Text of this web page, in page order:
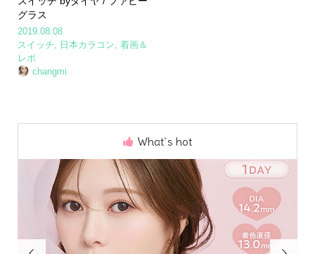
グラス
2019.08.08
スイッチ, 日本カラコン, 着画＆
レポ
changmi
What`s hot